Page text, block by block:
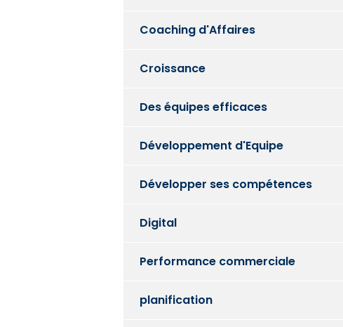
Coaching d'Affaires
Croissance
Des équipes efficaces
Développement d'Equipe
Développer ses compétences
Digital
Performance commerciale
planification